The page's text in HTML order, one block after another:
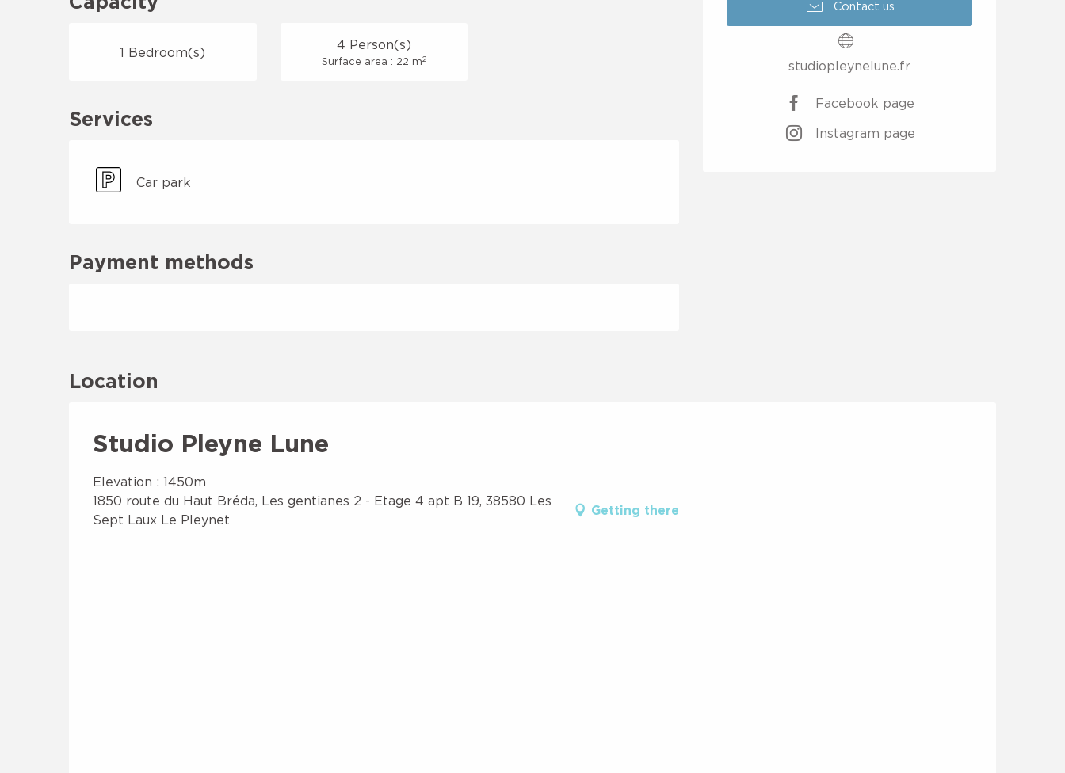
Contact us
studiopleynelune.fr
Facebook page
Instagram page
1 Bedroom(s)
4 Person(s)
Surface area : 22 m2
Services
Car park
Payment methods
Location
Studio Pleyne Lune
Elevation : 1450m
1850 route du Haut Bréda, Les gentianes 2 - Etage 4 apt B 19, 38580 Les
Sept Laux Le Pleynet
Getting there